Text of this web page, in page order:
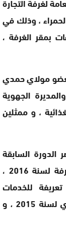
، وذلك في
الاجتماعات بمقر الغرفة ،
مولاي حمدي
الجهوية
، و ممثلين
السابقة
الذي شمل تقارير اللجان ، برنامج عمل الغرفة لسنة 2016 ،
للخدمات
المقدمة من طرف الخدمة ، حساب الاداري لسنة 2015 ، و